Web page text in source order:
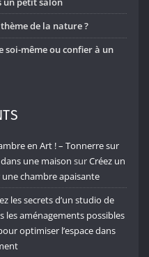
de la nature ?
même ou confier à un
en Art ! – Tonnerre sur
une maison surCréez un
chambre apaisante
les secrets d’un studio de
les aménagements possibles
optimiser l’espace dans